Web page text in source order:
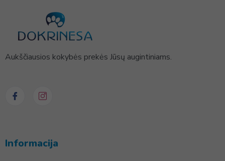
Aukščiausios kokybės prekės Jūsų augintiniams.
Informacija